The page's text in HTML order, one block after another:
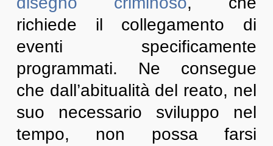
richiede il collegamento di
eventi specificamente
programmati. Ne consegue
che dall’abitualità del reato, nel
suo necessario sviluppo nel
tempo, non possa farsi